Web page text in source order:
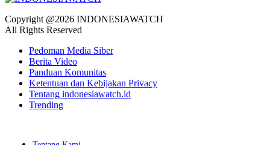
Copyright @2026 INDONESIAWATCH
All Rights Reserved
Pedoman Media Siber
Berita Video
Panduan Komunitas
Ketentuan dan Kebijakan Privacy
Tentang indonesiawatch.id
Trending